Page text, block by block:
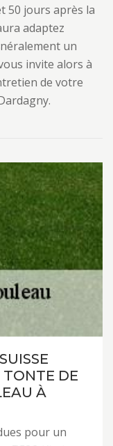
50 jours après la
adaptez
un
invite alors à
de votre
TONTE DE
À
pour un